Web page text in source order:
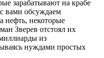
зарабатывают на крабе
вами обсуждаем
нефть, некоторые
Зверев отстоял их
из
нуждами простых